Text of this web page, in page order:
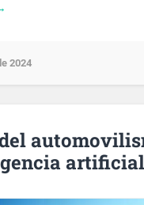
2024
artificial